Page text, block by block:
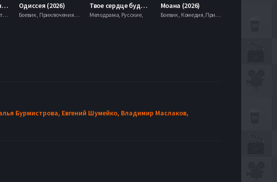
День разоблачения (2026)
Драма, Триллер, Фантастика,
Одиссея (2026)
Боевик , Приключения, Фэнтези,
Твое сердце будет разбито (2026)
Мелодрама, Русские,
Моана (2026)
Боевик , Комедия, Приключения, Семейный, Фэнтези,
Бурмистрова, Евгений Шумейко, Владимир Маслаков,